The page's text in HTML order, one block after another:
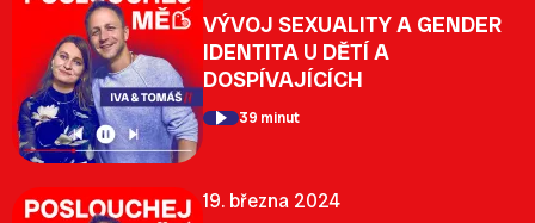
VÝVOJ SEXUALITY A GENDER
IDENTITA U DĚTÍ A
DOSPÍVAJÍCÍCH
39 minut
19. března 2024